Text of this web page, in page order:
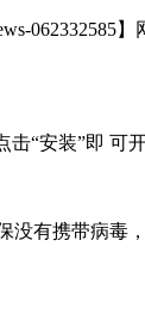
062332585
“安装”即 可
有携带病毒，